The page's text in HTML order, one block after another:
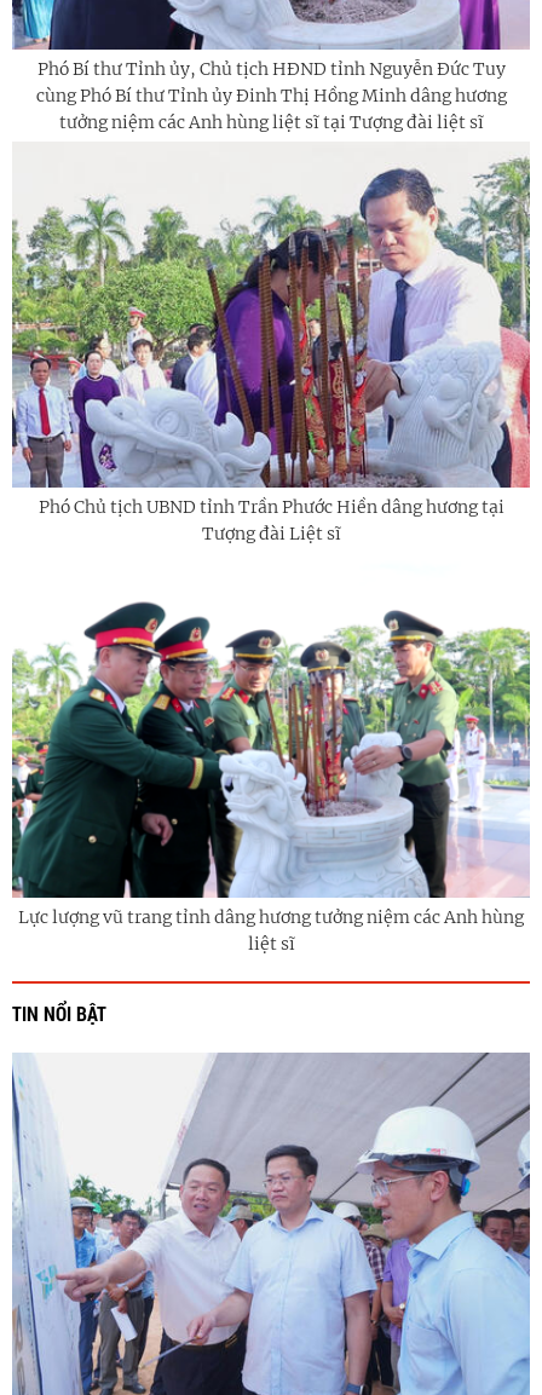
Phó Bí thư Tỉnh ủy, Chủ tịch HĐND tỉnh Nguyễn Đức Tuy
cùng Phó Bí thư Tỉnh ủy Đinh Thị Hồng Minh dâng hương
tưởng niệm các Anh hùng liệt sĩ tại Tượng đài liệt sĩ
Phó Chủ tịch UBND tỉnh Trần Phước Hiền dâng hương tại
Tượng đài Liệt sĩ
Lực lượng vũ trang tỉnh dâng hương tưởng niệm các Anh hùng
liệt sĩ
TIN NỔI BẬT